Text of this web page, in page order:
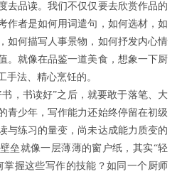
去品读。我们不仅仅要去欣赏作品的
作者是如何用词遣句，如何选材，如
如何描写人事景物，如何抒发内心情
。就像在品鉴一道美食，想象一下厨
手法、精心烹饪的。
，书读好”之后，就要敢于落笔、大
青少年，写作能力还始终停留在初级
与练习的量变，尚未达成能力质变的
垒就像一层薄薄的窗户纸，其实“轻
掌握这些写作的技能？如同一个厨师